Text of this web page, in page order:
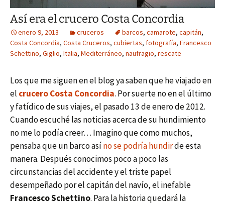
Así era el crucero Costa Concordia
enero 9, 2013 cruceros barcos, camarote, capitán,
Costa Concordia, Costa Cruceros, cubiertas, fotografía, Francesco
Schettino, Giglio, Italia, Mediterráneo, naufragio, rescate
Los que me siguen en el blog ya saben que he viajado en
el crucero Costa Concordia. Por suerte no en el último
y fatídico de sus viajes, el pasado 13 de enero de 2012.
Cuando escuché las noticias acerca de su hundimiento
no me lo podía creer… Imagino que como muchos,
pensaba que un barco asíno se podría hundirde esta
manera. Después conocimos poco a poco las
circunstancias del accidente y el triste papel
desempeñado por el capitán del navío, el inefable
Francesco Schettino. Para la historia quedará la